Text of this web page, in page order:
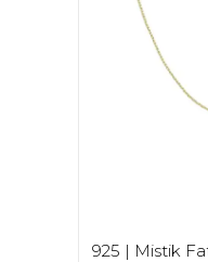
925 | Mistik